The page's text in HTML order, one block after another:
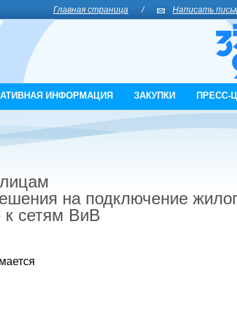
Главная страница / Написать
ИНФОРМАЦИЯ ЗАКУПКИ ПРЕСС-
на подключение
к сетям ВиВ